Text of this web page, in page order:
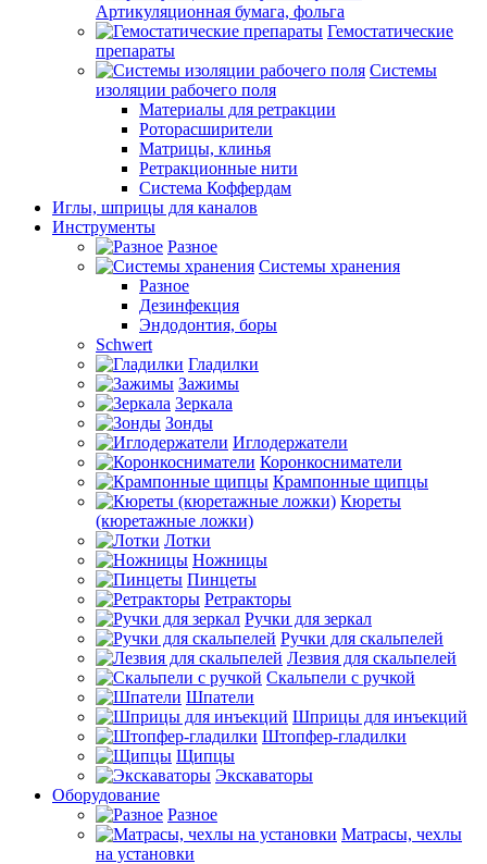
Артикуляционная бумага, фольга
Гемостатические
препараты
Системы
изоляции рабочего поля
Материалы для ретракции
Роторасширители
Матрицы, клинья
Ретракционные нити
Система Коффердам
Иглы, шприцы для каналов
Инструменты
Разное
Системы хранения
Разное
Дезинфекция
Эндодонтия, боры
Schwert
Гладилки
Зажимы
Зеркала
Зонды
Иглодержатели
Коронкосниматели
Крампонные щипцы
Кюреты
(кюретажные ложки)
Лотки
Ножницы
Пинцеты
Ретракторы
Ручки для зеркал
Ручки для скальпелей
Лезвия для скальпелей
Скальпели с ручкой
Шпатели
Шприцы для инъекций
Штопфер-гладилки
Щипцы
Экскаваторы
Оборудование
Разное
Матрасы, чехлы
на установки